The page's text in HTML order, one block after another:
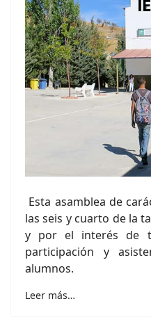
Esta asamblea de
las seis y cuarto de la
y por el interés de
participación y
alumnos.
Leer más…